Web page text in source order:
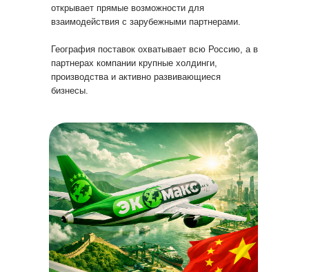
открывает прямые возможности для
взаимодействия с зарубежными партнерами.
География поставок охватывает всю Россию, а в
партнерах компании крупные холдинги,
производства и активно развивающиеся
бизнесы.